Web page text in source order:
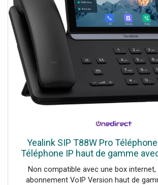
Yealink SIP T88W Pro
Téléphone IP haut de gamme
écran tactile 7’’, combiné
inclus, Wifi
Non compatible avec une box internet,
abonnement VoIP Version haut de